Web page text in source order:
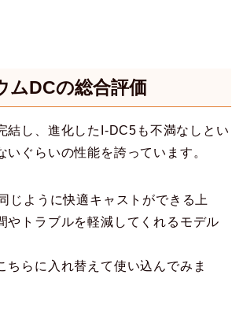
ムDCの総合評価
結し、進化したI-DC5も不満なしとい
いぐらいの性能を誇っています。
じように快適キャストができる上
やトラブルを軽減してくれるモデル
ちらに入れ替えて使い込んでみま